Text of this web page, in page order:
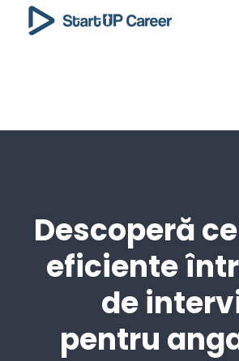
Descoperă
eficiente
de
pentru